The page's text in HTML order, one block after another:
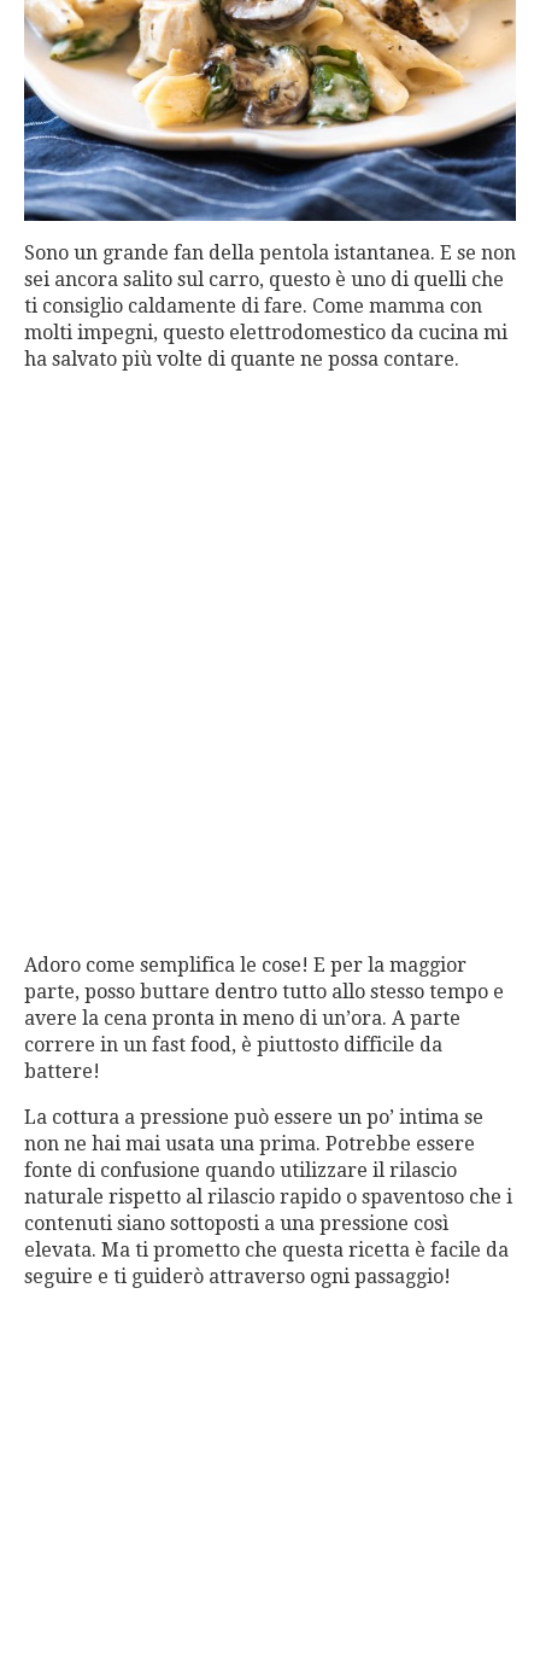
Sono un grande fan della pentola istantanea. E se non
sei ancora salito sul carro, questo è uno di quelli che
ti consiglio caldamente di fare. Come mamma con
molti impegni, questo elettrodomestico da cucina mi
ha salvato più volte di quante ne possa contare.
Adoro come semplifica le cose! E per la maggior
parte, posso buttare dentro tutto allo stesso tempo e
avere la cena pronta in meno di un’ora. A parte
correre in un fast food, è piuttosto difficile da
battere!
La cottura a pressione può essere un po’ intima se
non ne hai mai usata una prima. Potrebbe essere
fonte di confusione quando utilizzare il rilascio
naturale rispetto al rilascio rapido o spaventoso che i
contenuti siano sottoposti a una pressione così
elevata. Ma ti prometto che questa ricetta è facile da
seguire e ti guiderò attraverso ogni passaggio!